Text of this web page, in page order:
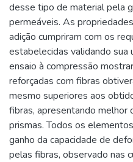
desse tipo de material pela
permeáveis. As
adição cumpriram com os
estabelecidas validando sua
ensaio à compressão
reforçadas com fibras
mesmo superiores aos
fibras, apresentando melhor
prismas. Todos os
ganho da capacidade de
pelas fibras, observado nas